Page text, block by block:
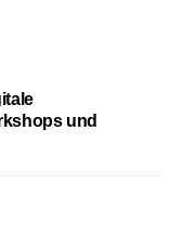
und